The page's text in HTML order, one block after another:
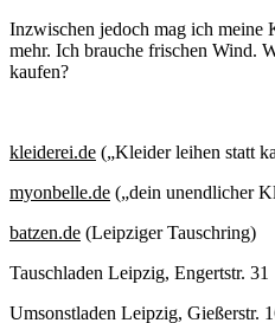
Inzwischen jedoch mag ich meine
mehr. Ich brauche frischen Wind.
kaufen?
kleiderei.de („Kleider leihen statt
myonbelle.de („dein unendlicher
batzen.de (Leipziger Tauschring)
Tauschladen Leipzig, Engertstr. 31
Umsonstladen Leipzig, Gießerstr.